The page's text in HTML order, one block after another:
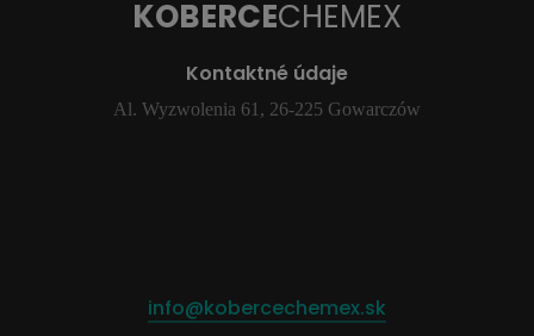
KOBERCECHEMEX
Kontaktné údaje
Al. Wyzwolenia 61, 26-225 Gowarczów
info@kobercechemex.sk